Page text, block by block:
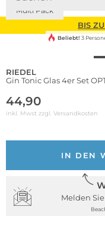
BIS
Multi Pack
Beliebt! 3
RIEDEL
Gin Tonic Glas 4er Set
44,90
inkl. Mwst zzgl. Versandkosten
IN DEN
Melden